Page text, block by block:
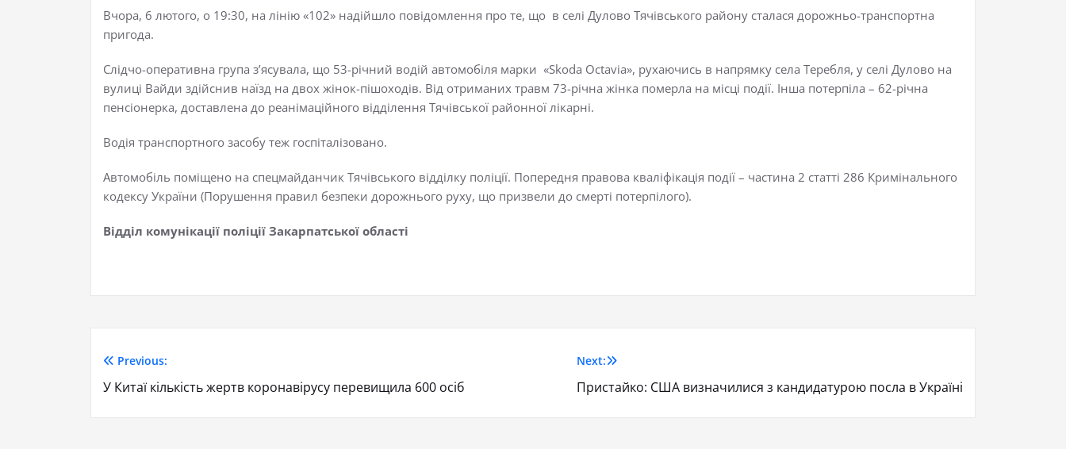
Вчора, 6 лютого, о 19:30, на лінію «102» надійшло повідомлення про те, що в селі Дулово Тячівського району сталася дорожньо-транспортна
пригода.
Слідчо-оперативна група з’ясувала, що 53-річний водій автомобіля марки «Skoda Octavia», рухаючись в напрямку села Теребля, у селі Дулово на
вулиці Вайди здійснив наїзд на двох жінок-пішоходів. Від отриманих травм 73-річна жінка померла на місці події. Інша потерпіла – 62-річна
пенсіонерка, доставлена до реанімаційного відділення Тячівської районної лікарні.
Водія транспортного засобу теж госпіталізовано.
Автомобіль поміщено на спецмайданчик Тячівського відділку поліції. Попередня правова кваліфікація події – частина 2 статті 286 Кримінального
кодексу України (Порушення правил безпеки дорожнього руху, що призвели до смерті потерпілого).
Відділ комунікації поліції Закарпатської області
Previous:
У Китаї кількість жертв коронавірусу перевищила 600 осіб
Next:
Пристайко: США визначилися з кандидатурою посла в Україні